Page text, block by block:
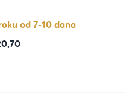
od 7-10 dana